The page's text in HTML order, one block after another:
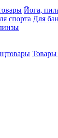
Йога,
спорта Для
Товары